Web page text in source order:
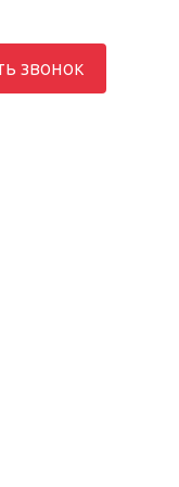
звонок